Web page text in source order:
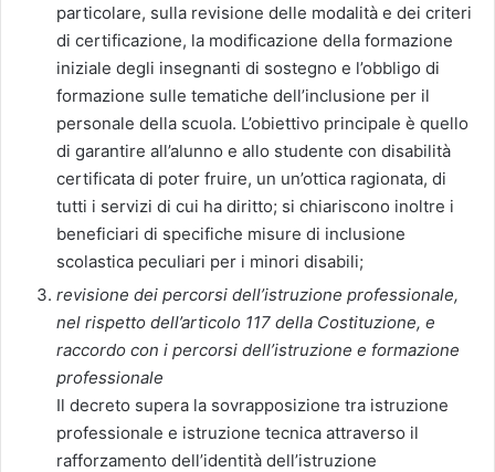
particolare, sulla revisione delle modalità e dei criteri
di certificazione, la modificazione della formazione
iniziale degli insegnanti di sostegno e l’obbligo di
formazione sulle tematiche dell’inclusione per il
personale della scuola. L’obiettivo principale è quello
di garantire all’alunno e allo studente con disabilità
certificata di poter fruire, un un’ottica ragionata, di
tutti i servizi di cui ha diritto; si chiariscono inoltre i
beneficiari di specifiche misure di inclusione
scolastica peculiari per i minori disabili;
revisione dei percorsi dell’istruzione professionale,
nel rispetto dell’articolo 117 della Costituzione, e
raccordo con i percorsi dell’istruzione e formazione
professionale
Il decreto supera la sovrapposizione tra istruzione
professionale e istruzione tecnica attraverso il
rafforzamento dell’identità dell’istruzione